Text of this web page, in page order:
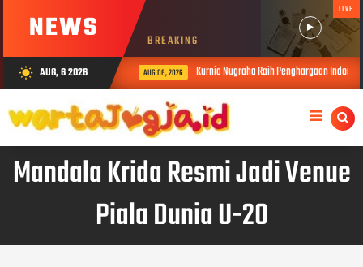
NEWS BREAKING
LIVE
wb_sunny AUG, 6 2026 AUG 06, 2026 Kurnia Nugraha Raih Penghargaan Indonesia
Mandala Krida Resmi Jadi Venue
Piala Dunia U-20